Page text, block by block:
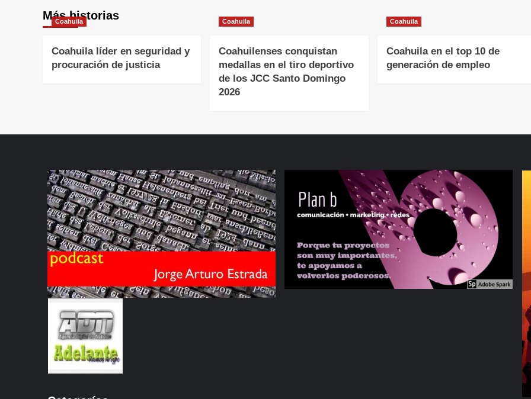
Más historias
Coahuila
Coahuila líder en seguridad y
procuración de justicia
Coahuila
Coahuilenses conquistan
medallas en el tiro deportivo
de los JCC Santo Domingo
2026
Coahuila
Coahuila en el top 10 de
generación de empleo